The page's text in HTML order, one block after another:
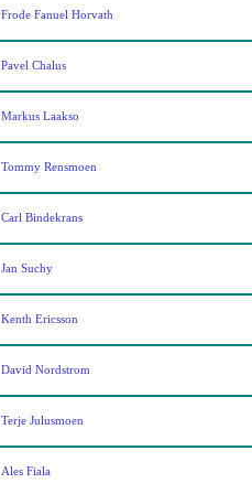
Frode Fanuel Horvath
Pavel Chalus
Markus Laakso
Tommy Rensmoen
Carl Bindekrans
Jan Suchy
Kenth Ericsson
David Nordstrom
Terje Julusmoen
Ales Fiala